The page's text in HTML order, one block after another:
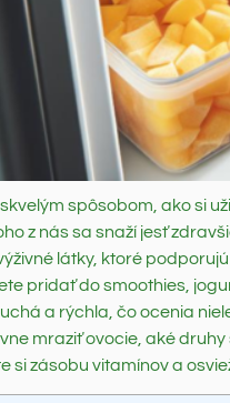
spôsobom, ako si
z nás sa snaží jesť
látky, ktoré
pridať do smoothies,
a rýchla, čo ocenia
mraziť ovocie, aké
si zásobu vitamínov a